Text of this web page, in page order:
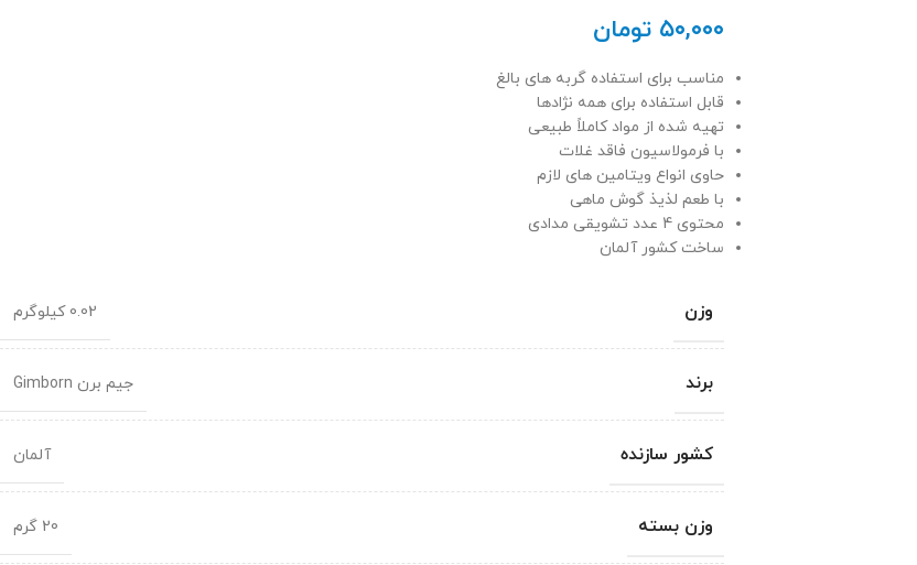
۵۰,۰۰۰ تومان
مناسب برای استفاده گربه های بالغ
قابل استفاده برای همه نژادها
تهیه شده از مواد کاملاً طبیعی
با فرمولاسیون فاقد غلات
حاوی انواع ویتامین های لازم
با طعم لذیذ گوش ماهی
محتوی 4 عدد تشویقی مدادی
ساخت کشور آلمان
وزن 0.02 کیلوگرم
برند جیم برن Gimborn
کشور سازنده آلمان
وزن بسته 20 گرم